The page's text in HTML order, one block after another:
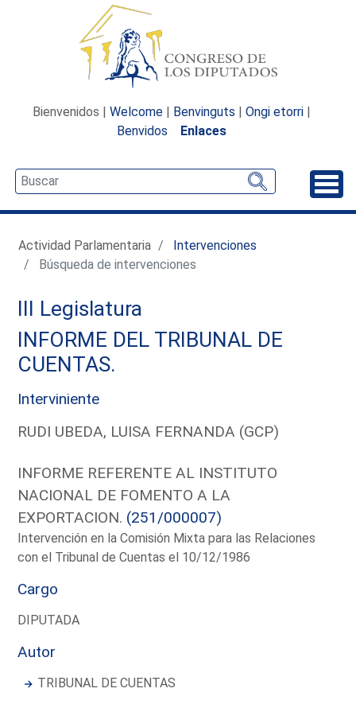
Bienvenidos | Welcome | Benvinguts | Ongi etorri |
Benvidos
Enlaces
Actividad Parlamentaria
Intervenciones
Búsqueda de intervenciones
III Legislatura
INFORME DEL TRIBUNAL DE
CUENTAS.
Interviniente
RUDI UBEDA, LUISA FERNANDA (GCP)
INFORME REFERENTE AL INSTITUTO
NACIONAL DE FOMENTO A LA
EXPORTACION. (251/000007)
Intervención en la Comisión Mixta para las Relaciones
con el Tribunal de Cuentas el 10/12/1986
Cargo
DIPUTADA
Autor
TRIBUNAL DE CUENTAS